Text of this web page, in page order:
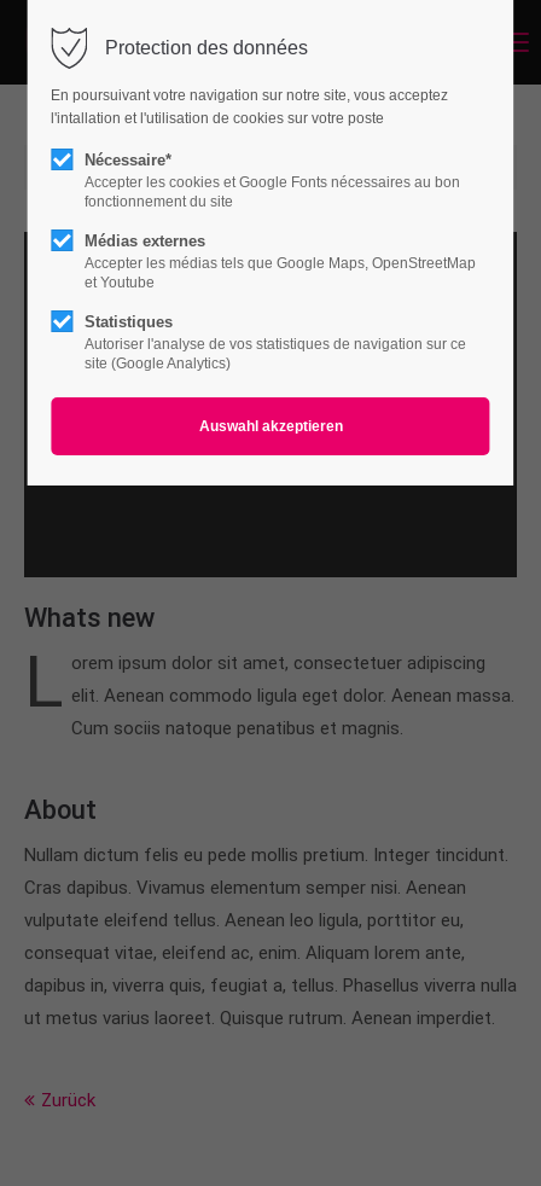
Login
Benutzername
Anmelden
Register|Lost your password?
Support
24h
We offer support for our customers
Get in touch
Cybersteel Inc.
376-293 City Road, Suite 600
San Francisco, CA 94102
Have any questions?
+44 1234 567 890
info@yourdomain.com
2015-06-15 15:00
Whats new
L orem ipsum dolor sit amet, consectetuer adipiscing
elit. Aenean commodo ligula eget dolor. Aenean massa.
Cum sociis natoque penatibus et magnis.
About
Nullam dictum felis eu pede mollis pretium. Integer tincidunt.
Cras dapibus. Vivamus elementum semper nisi. Aenean
vulputate eleifend tellus. Aenean leo ligula, porttitor eu,
consequat vitae, eleifend ac, enim. Aliquam lorem ante,
dapibus in, viverra quis, feugiat a, tellus. Phasellus viverra nulla
ut metus varius laoreet. Quisque rutrum. Aenean imperdiet.
Zurück
Protection des données
En poursuivant votre navigation sur notre site, vous acceptez
l'intallation et l'utilisation de cookies sur votre poste
Nécessaire*
Accepter les cookies et Google Fonts nécessaires au bon
fonctionnement du site
Médias externes
Accepter les médias tels que Google Maps, OpenStreetMap
et Youtube
Statistiques
Autoriser l'analyse de vos statistiques de navigation sur ce
site (Google Analytics)